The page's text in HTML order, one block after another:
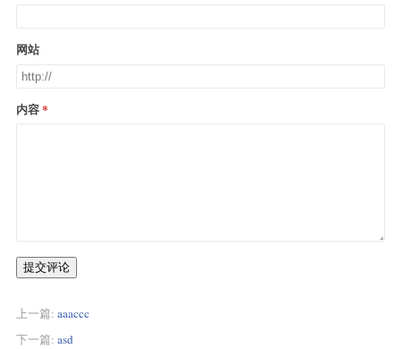
网站
内容
提交评论
上一篇: aaaccc
下一篇: asd